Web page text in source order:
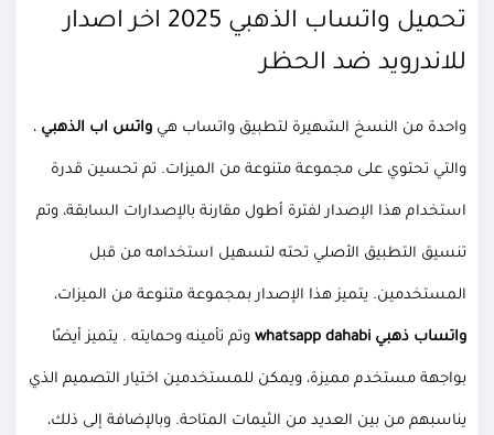
تحميل واتساب الذهبي 2025 اخر اصدار
للاندرويد ضد الحظر
واحدة من النسخ الشهيرة لتطبيق واتساب هي واتس اب الذهبي ،
والتي تحتوي على مجموعة متنوعة من الميزات. تم تحسين قدرة
استخدام هذا الإصدار لفترة أطول مقارنة بالإصدارات السابقة، وتم
تنسيق التطبيق الأصلي تحته لتسهيل استخدامه من قبل
المستخدمين. يتميز هذا الإصدار بمجموعة متنوعة من الميزات،
واتساب ذهبي whatsapp dahabi وتم تأمينه وحمايته . يتميز أيضًا
بواجهة مستخدم مميزة، ويمكن للمستخدمين اختيار التصميم الذي
يناسبهم من بين العديد من الثيمات المتاحة. وبالإضافة إلى ذلك،